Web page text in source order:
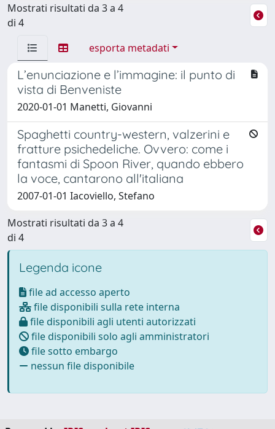
Mostrati risultati da 3 a 4
di 4
esporta metadati
L’enunciazione e l’immagine: il punto di
vista di Benveniste
2020-01-01 Manetti, Giovanni
Spaghetti country-western, valzerini e
fratture psichedeliche. Ovvero: come i
fantasmi di Spoon River, quando ebbero
la voce, cantarono all'italiana
2007-01-01 Iacoviello, Stefano
Mostrati risultati da 3 a 4
di 4
Legenda icone
file ad accesso aperto
file disponibili sulla rete interna
file disponibili agli utenti autorizzati
file disponibili solo agli amministratori
file sotto embargo
nessun file disponibile